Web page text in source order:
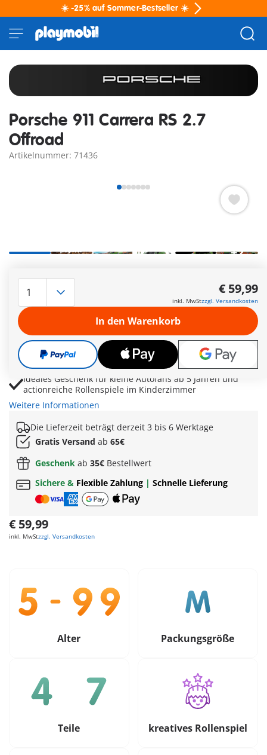
☀️ -25% auf Sommer-Bestseller ☀️
Porsche 911 Carrera RS 2.7
Offroad
Artikelnummer: 71436
+2
Bodenfreiheit für spannende Abenteuer im Gelände
Abnehmbares Dach, Dachgepäckträger und Platz für bis
zu vier Figuren für vielseitige Spielmöglichkeiten
Frontschutzbügel, größere Räder, Ersatzreifen und
Benzinkanister sorgen für realistische Offroad-Action
Öffnende Heckmotorhaube, flexibles Fahrblech und
beweglicher Felsstein für kreative Fahrabenteuer
Ideales Geschenk für kleine Autofans ab 5 Jahren und
actionreiche Rollenspiele im Kinderzimmer
Weitere Informationen
Die Lieferzeit beträgt derzeit 3 bis 6 Werktage
Gratis Versand ab 65€
Geschenk ab 35€ Bestellwert
Sichere & Flexible Zahlung | Schnelle Lieferung
€ 59,99
inkl. MwStzzgl. Versandkosten
€ 59,99
inkl. MwStzzgl. Versandkosten
In den Warenkorb
Alter Packungsgröße
Teile kreatives Rollenspiel